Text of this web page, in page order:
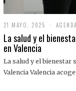
21 MAYO, 2025
1
M
O
,
AGENDA
La salud y el
en Valencia
La salud y el bienestar
Valencia Valencia